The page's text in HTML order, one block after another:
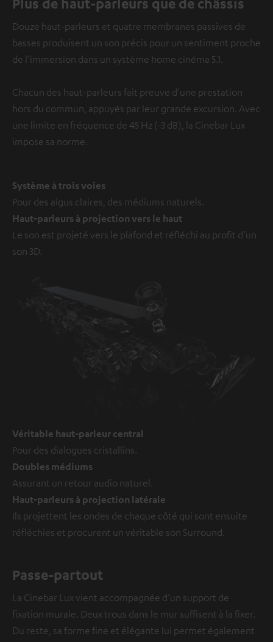
Douze haut-parleurs et quatre membranes passives de
basses produisent un son précis pour un sentiment proche
de l’immersion dans un système home cinéma 5.1.
Chacun des haut-parleurs fait preuve d’une prestation
hors du commun, appuyés par leur grande excursion. Avec
une limite en fréquence de 45 Hz (-3 dB), la Cinebar Lux
impose sa norme.
Système à trois voies
Pour des aigus claires, des médiums naturels.
Haut-parleurs à projection vers le haut
Le son est projeté vers le plafond et réfléchi au profit d’un
son 3D.
Véritable haut-parleur central
Pour des dialogues cristallins.
Doubles médiums
Assurant un retour audio naturel.
Haut-parleurs à projection latérale
Ils projettent les ondes de chaque côté qui sont ensuite
réfléchies et procurent un véritable son Surround.
Passe-partout
La Cinebar Lux vient accompagnée d’un support de
fixation murale. Deux trous dans le mur suffisent à la fixer.
Du reste, sa forme fine et élégante lui permet également